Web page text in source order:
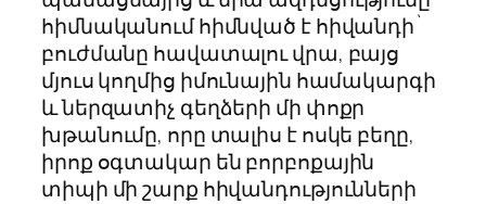
հիմնականում հիմնված է հիվանդի`
բուժմանը հավատալու վրա, բայց
մյուս կողմից իմունային համակարգի
և ներզատիչ գեղձերի մի փոքր
խթանումը, որը տալիս է ոսկե բեղը,
իրոք օգտակար են բորբոքային
տիպի մի շարք հիվանդությունների